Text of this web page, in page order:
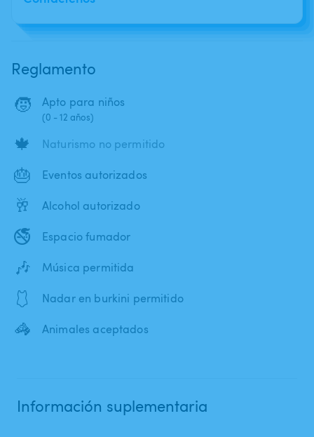
Reglamento
🧒 Apto para niños
(0 - 12 años)
🍁 Naturismo no permitido
🎂 Eventos autorizados
🥂 Alcohol autorizado
🚭 Espacio fumador
🎶 Música permitida
🩱 Nadar en burkini permitido
🦓 Animales aceptados
Información suplementaria